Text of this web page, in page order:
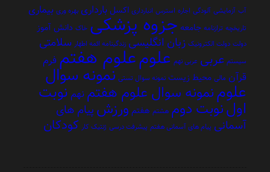
آب آزمایشی آلودگی اجاره استرس انبارداری اکسلبارداری بهره وری بیماری
تاریخچه ترازنامه جامعه جزوه پزشکی خاک دانش آموز
دولت دولت الکترونیک زبان انگلیسی زندگینامه ائمه اطهار سلامتی
سیستم عربی عربی نهم علومعلوم هفتمفرم
قرآن مالی محیط زیست نمونه سوال تستی نمونه سوال
علومنمونه سوال علوم هفتمنهم نوبت
اولنوبت دوم هشتم هفتم ورزشپیام های
آسمانی پیام های آسمانی هفتم پیشرفت درسی ژنتیک کار کودکان